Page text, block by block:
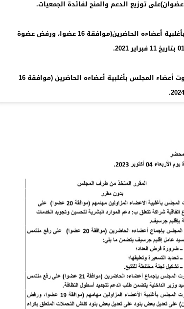
15ــ الدراسة والتصويت على تعديل القرار الجبائي. صوت المجلس بأغلبية أعضاءه الحاضرين(موافقة 16 عضوا، ورفض عضوة
16ــ الدراسة والتصويت على مشروع الميزانية برسم سنة 2024. صوت أعضاء المجلس بأغلبية أعضاءه الحاضرين (موافقة 16